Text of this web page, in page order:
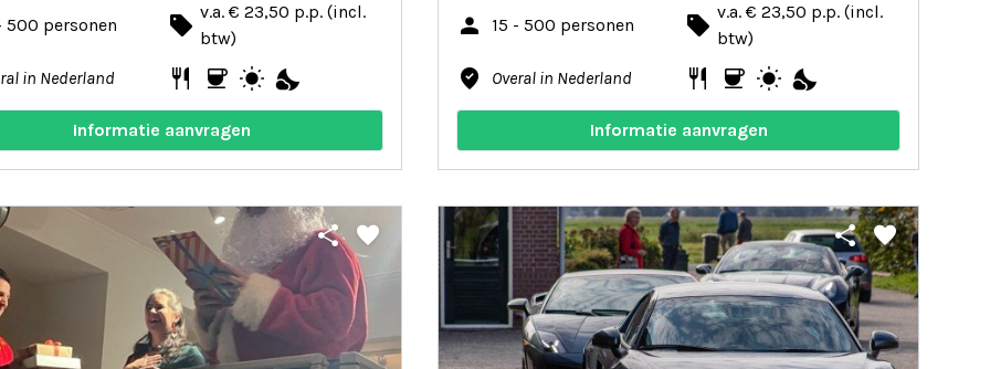
500 personen local_offer v.a. € 23,50 p.p. (incl.
btw)
in Nederland restaurant coffee wb_sunny nights_stay
Informatie aanvragen
person
15 - 500 personen local_offer v.a. € 23,50 p.p. (incl.
btw)
where_to_vote Overal in Nederland restaurant coffee wb_sunny nights_stay
Informatie aanvragen
share favorite share favorite